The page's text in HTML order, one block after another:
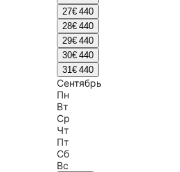
27€ 440
28€ 440
29€ 440
30€ 440
31€ 440
Сентябрь
Пн
Вт
Ср
Чт
Пт
Сб
Вс